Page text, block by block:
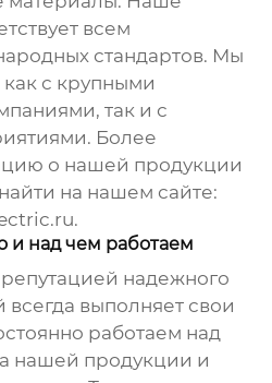
всем
стандартов. Мы
как с крупными
так и с
Более
о нашей продукции
на нашем сайте:
.
и над чем работаем
надежного
выполняет свои
работаем над
нашей продукции и